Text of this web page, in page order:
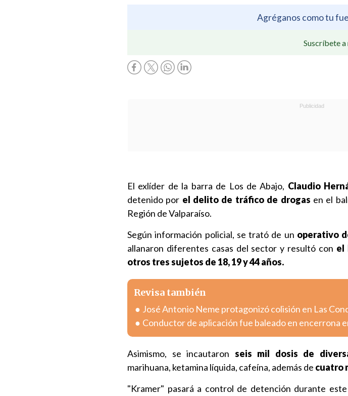
Agréganos como tu
Suscríbete
El exlíder de la barra de Los de Abajo, Claudio
detenido por el delito de tráfico de drogas en el
Región de Valparaíso.
Según información policial, se trató de un operativo
allanaron diferentes casas del sector y resultó con el
otros tres sujetos de 18, 19 y 44 años.
Revisa también
José Antonio Neme protagonizó colisión en Las
Conductor de aplicación fue baleado en encerrona
Asimismo, se incautaron seis mil dosis de
marihuana, ketamina líquida, cafeína, además de cuatro
"Kramer" pasará a control de detención durante